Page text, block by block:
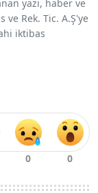
yazı, haber ve
Rek. Tic. A.Ş'ye
iktibas